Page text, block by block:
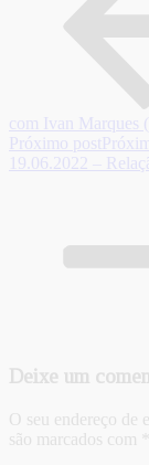
com Ivan Marques
Próximo post
19.06.2022 –
Deixe um
O seu endereço de
são marcados com